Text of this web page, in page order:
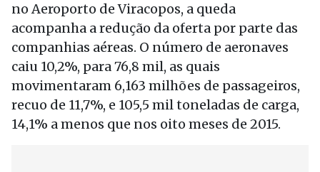
no Aeroporto de Viracopos, a queda
acompanha a redução da oferta por parte das
companhias aéreas. O número de aeronaves
caiu 10,2%, para 76,8 mil, as quais
movimentaram 6,163 milhões de passageiros,
recuo de 11,7%, e 105,5 mil toneladas de carga,
14,1% a menos que nos oito meses de 2015.